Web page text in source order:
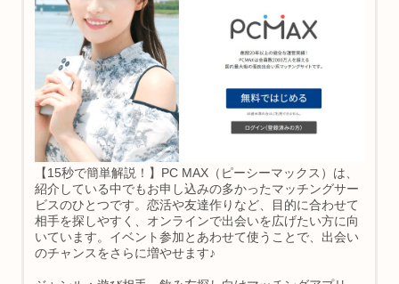
【15秒で簡単解説！】PC MAX（ピーシーマックス）は、
紹介している中でもお申し込みの多かったマッチングサー
ビスのひとつです。恋活や友達作りなど、目的に合わせて
相手を探しやすく、オンラインで出会いを広げたい方に向
いています。イベント参加とあわせて使うことで、出会い
のチャンスをさらに増やせます♪